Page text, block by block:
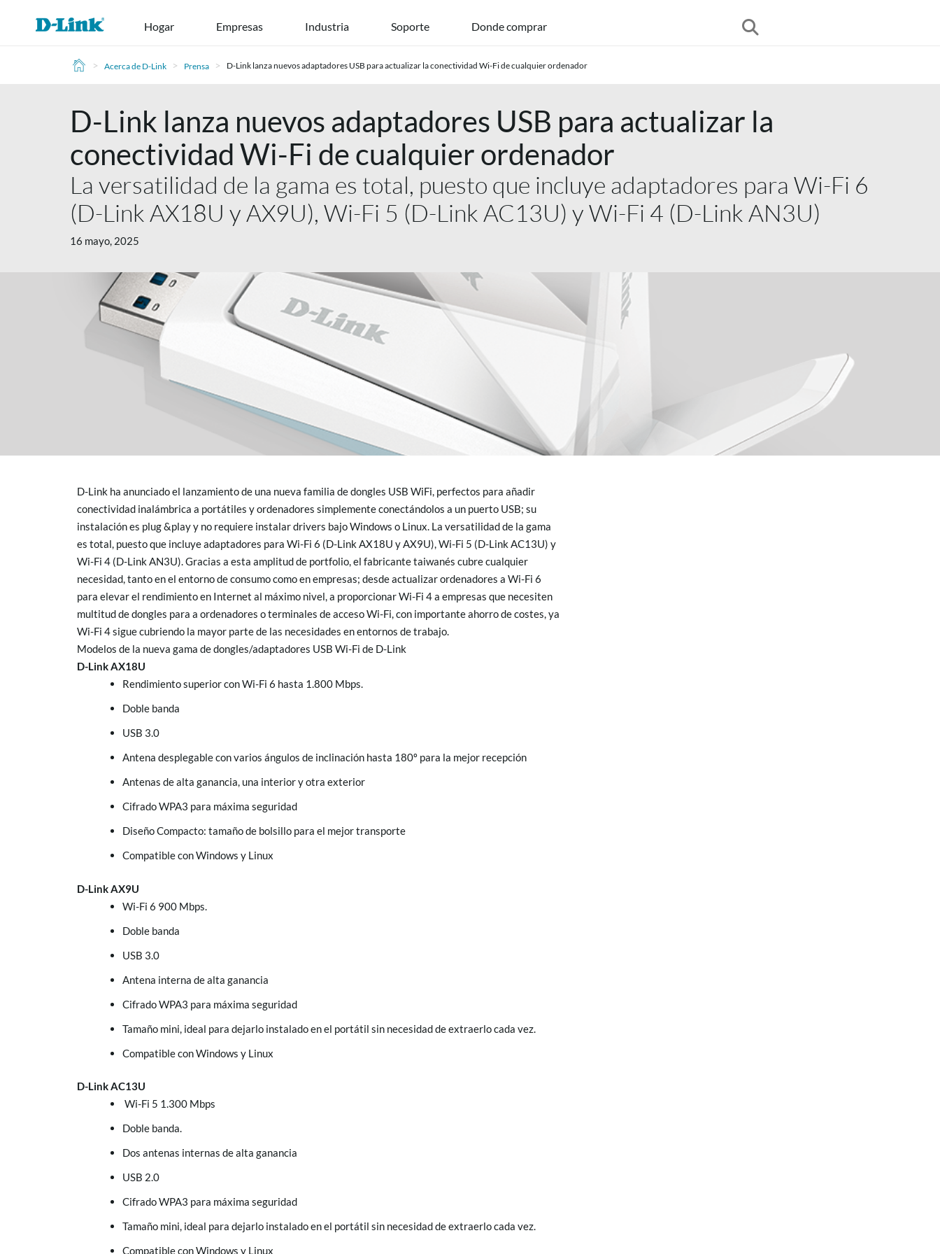
Hogar Empresas Industria Soporte Donde comprar
> Acerca de D-Link > Prensa > D-Link lanza nuevos adaptadores USB para actualizar la conectividad Wi-Fi de cualquier ordenador
D-Link lanza nuevos adaptadores USB para actualizar la
conectividad Wi-Fi de cualquier ordenador
La versatilidad de la gama es total, puesto que incluye adaptadores para Wi-Fi 6
(D-Link AX18U y AX9U), Wi-Fi 5 (D-Link AC13U) y Wi-Fi 4 (D-Link AN3U)
16 mayo, 2025
D-Link ha anunciado el lanzamiento de una nueva familia de dongles USB WiFi, perfectos para añadir
conectividad inalámbrica a portátiles y ordenadores simplemente conectándolos a un puerto USB; su
instalación es plug &play y no requiere instalar drivers bajo Windows o Linux. La versatilidad de la gama
es total, puesto que incluye adaptadores para Wi-Fi 6 (D-Link AX18U y AX9U), Wi-Fi 5 (D-Link AC13U) y
Wi-Fi 4 (D-Link AN3U). Gracias a esta amplitud de portfolio, el fabricante taiwanés cubre cualquier
necesidad, tanto en el entorno de consumo como en empresas; desde actualizar ordenadores a Wi-Fi 6
para elevar el rendimiento en Internet al máximo nivel, a proporcionar Wi-Fi 4 a empresas que necesiten
multitud de dongles para a ordenadores o terminales de acceso Wi-Fi, con importante ahorro de costes, ya
Wi-Fi 4 sigue cubriendo la mayor parte de las necesidades en entornos de trabajo. ­
Modelos de la nueva gama de dongles/adaptadores USB Wi-Fi de D-Link
D-Link AX18U
Rendimiento superior con Wi-Fi 6 hasta 1.800 Mbps.
Doble banda
USB 3.0
Antena desplegable con varios ángulos de inclinación hasta 180º para la mejor recepción
Antenas de alta ganancia, una interior y otra exterior
Cifrado WPA3 para máxima seguridad
Diseño Compacto: tamaño de bolsillo para el mejor transporte
Compatible con Windows y Linux
D-Link AX9U
Wi-Fi 6 900 Mbps.
Doble banda
USB 3.0
Antena interna de alta ganancia
Cifrado WPA3 para máxima seguridad
Tamaño mini, ideal para dejarlo instalado en el portátil sin necesidad de extraerlo cada vez.
Compatible con Windows y Linux
D-Link AC13U
Wi-Fi 5 1.300 Mbps
Doble banda.
Dos antenas internas de alta ganancia
USB 2.0
Cifrado WPA3 para máxima seguridad
Tamaño mini, ideal para dejarlo instalado en el portátil sin necesidad de extraerlo cada vez.
Compatible con Windows y Linux